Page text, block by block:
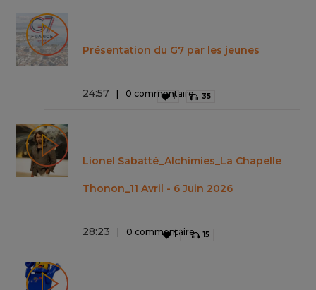
Présentation du G7 par les jeunes
24:57 0 commentaire
1 35
Lionel Sabatté_Alchimies_La Chapelle
Thonon_11 Avril - 6 Juin 2026
28:23 0 commentaire
1 15